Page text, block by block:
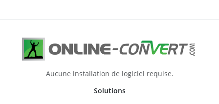
Aucune installation de logiciel requise.
Solutions